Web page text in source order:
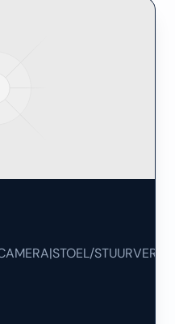
STUURVERW|